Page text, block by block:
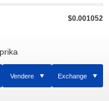
$0.001052
Vendere Exchange